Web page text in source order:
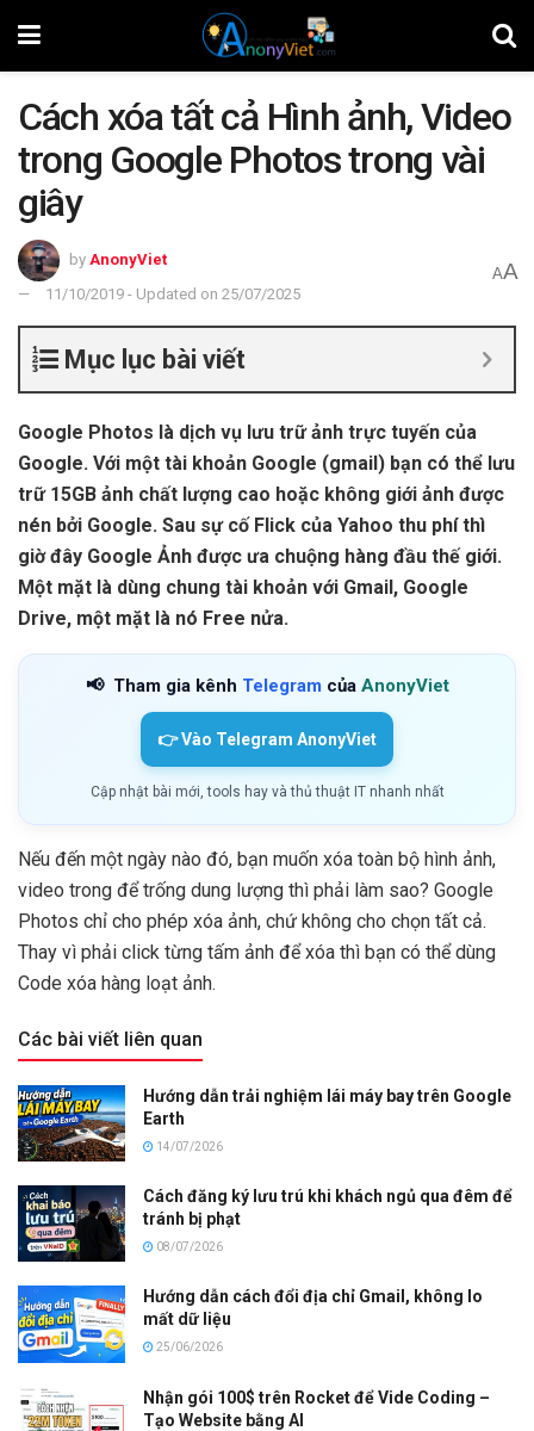
Cách xóa tất cả Hình ảnh, Video
trong Google Photos trong vài
giây
by AnonyViet
11/10/2019 - Updated on 25/07/2025
AA
Mục lục bài viết
Google Photos là dịch vụ lưu trữ ảnh trực tuyến của
Google. Với một tài khoản Google (gmail) bạn có thể lưu
trữ 15GB ảnh chất lượng cao hoặc không giới ảnh được
nén bởi Google. Sau sự cố Flick của Yahoo thu phí thì
giờ đây Google Ảnh được ưa chuộng hàng đầu thế giới.
Một mặt là dùng chung tài khoản với Gmail, Google
Drive, một mặt là nó Free nửa.
📢 Tham gia kênh Telegram của AnonyViet
👉 Vào Telegram AnonyViet
Cập nhật bài mới, tools hay và thủ thuật IT nhanh nhất
Nếu đến một ngày nào đó, bạn muốn xóa toàn bộ hình ảnh,
video trong để trống dung lượng thì phải làm sao? Google
Photos chỉ cho phép xóa ảnh, chứ không cho chọn tất cả.
Thay vì phải click từng tấm ảnh để xóa thì bạn có thể dùng
Code xóa hàng loạt ảnh.
Các bài viết liên quan
Hướng dẫn trải nghiệm lái máy bay trên Google
Earth
14/07/2026
Cách đăng ký lưu trú khi khách ngủ qua đêm để
tránh bị phạt
08/07/2026
Hướng dẫn cách đổi địa chỉ Gmail, không lo
mất dữ liệu
25/06/2026
Nhận gói 100$ trên Rocket để Vide Coding –
Tạo Website bằng AI